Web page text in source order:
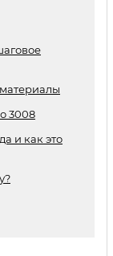
3008
и как это